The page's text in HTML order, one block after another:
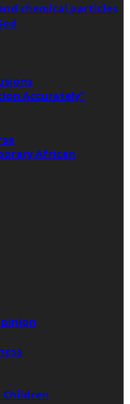
chemical particles
Accurately”
African
Children